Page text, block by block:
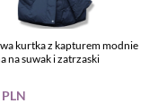
kurtka z kapturem modnie
na suwak i zatrzaski